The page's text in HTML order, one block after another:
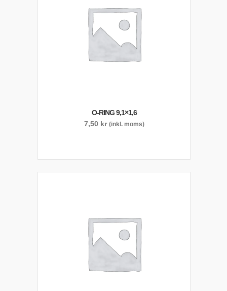
O-RING 9,1×1,6
7,50 kr (inkl. moms)